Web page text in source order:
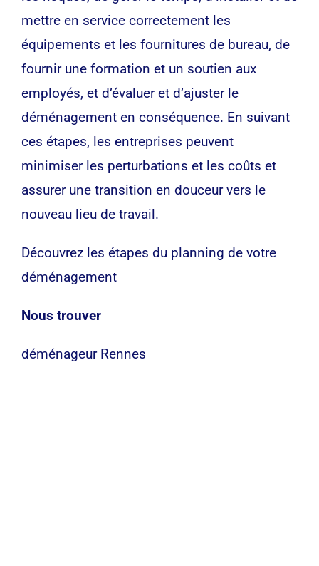
mettre en service correctement les
équipements et les fournitures de bureau, de
fournir une formation et un soutien aux
employés, et d’évaluer et d’ajuster le
déménagement en conséquence. En suivant
ces étapes, les entreprises peuvent
minimiser les perturbations et les coûts et
assurer une transition en douceur vers le
nouveau lieu de travail.
Découvrez les étapes du planning de votre
déménagement
Nous trouver
déménageur Rennes